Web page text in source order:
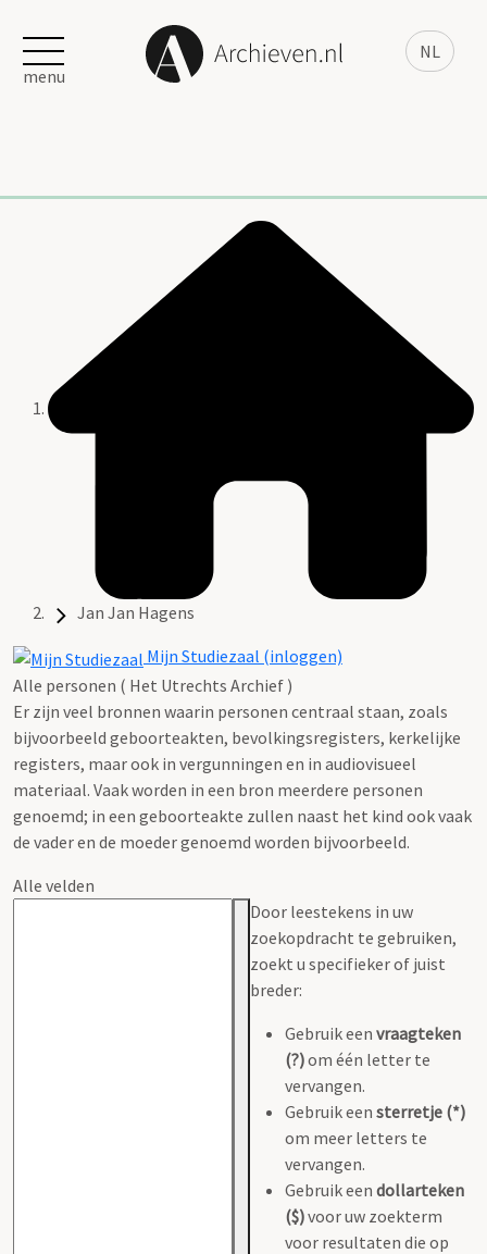
NL
menu
Jan Jan Hagens
Mijn Studiezaal (inloggen)
Alle personen ( Het Utrechts Archief )
Er zijn veel bronnen waarin personen centraal staan, zoals
bijvoorbeeld geboorteakten, bevolkingsregisters, kerkelijke
registers, maar ook in vergunningen en in audiovisueel
materiaal. Vaak worden in een bron meerdere personen
genoemd; in een geboorteakte zullen naast het kind ook vaak
de vader en de moeder genoemd worden bijvoorbeeld.
Alle velden
Door leestekens in uw
zoekopdracht te gebruiken,
zoekt u specifieker of juist
breder:
Gebruik een vraagteken
(?)om één letter te
vervangen.
Gebruik een sterretje (*)
om meer letters te
vervangen.
Gebruik een dollarteken
($)voor uw zoekterm
voor resultaten die op